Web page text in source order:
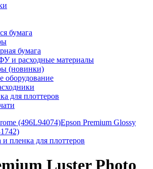
бумага
бумага
и расходные материалы
(новинки)
оборудование
для плоттеров
(496L94074)Epson Premium Glossy
пленка для плоттеров
Luster Photo